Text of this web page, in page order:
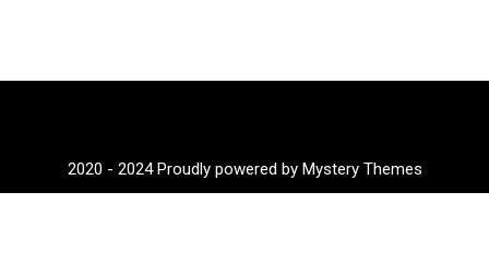
2020 - 2024Proudly powered by Mystery Themes